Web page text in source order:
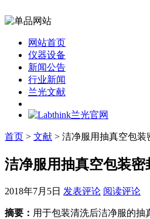
网站首页
仪器设备
新闻公告
行业新闻
兰光文献
首页 > 文献 > 洁净服用抽真空包
洁净服用抽真空包装
2018年7月5日 发表评论 阅读评论
摘要： 用于包装清洗后洁净服的